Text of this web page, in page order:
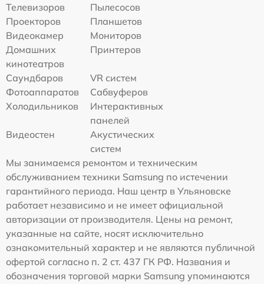
Телевизоров
Пылесосов
Проекторов
Планшетов
Видеокамер
Мониторов
Домашних
кинотеатров
Принтеров
Саундбаров
VR систем
Фотоаппаратов
Сабвуферов
Холодильников
Интерактивных
панелей
Видеостен
Акустических
систем
Мы занимаемся ремонтом и техническим
обслуживанием техники Samsung по истечении
гарантийного периода. Наш центр в Ульяновске
работает независимо и не имеет официальной
авторизации от производителя. Цены на ремонт,
указанные на сайте, носят исключительно
ознакомительный характер и не являются публичной
офертой согласно п. 2 ст. 437 ГК РФ. Названия и
обозначения торговой марки Samsung упоминаются